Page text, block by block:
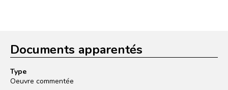
Documents apparentés
Type
Oeuvre commentée